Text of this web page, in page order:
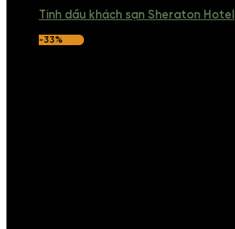
Tinh dầu khách sạn Sheraton Hotel
-33%